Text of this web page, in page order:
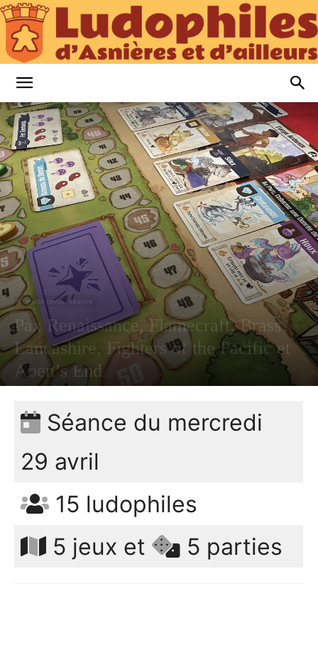
d’Asnières
et
d’Ailleurs
Compte rendu séance
Pax Renaissance, Flamecraft, Brass
Lancashire, Fighters of the Pacific et
Aoen’s End
Séance du mercredi
29 avril
15 ludophiles
5 jeux et
5 parties